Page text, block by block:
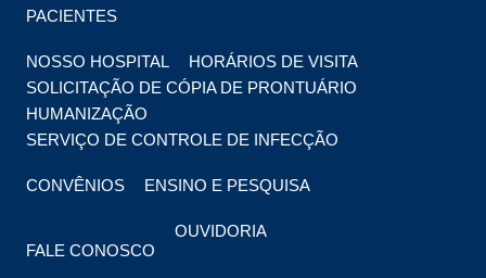
PACIENTES
NOSSO HOSPITAL
HORÁRIOS DE VISITA
SOLICITAÇÃO DE CÓPIA DE PRONTUÁRIO
HUMANIZAÇÃO
SERVIÇO DE CONTROLE DE INFECÇÃO
CONVÊNIOS ENSINO E PESQUISA
FALE CONOSCO
OUVIDORIA